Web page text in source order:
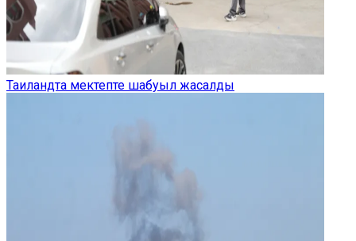
Таиландта мектепте шабуыл жасалды